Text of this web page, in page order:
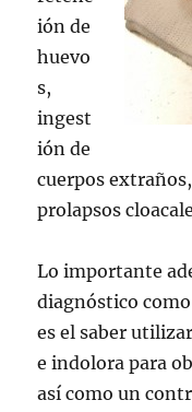
ión de
huevo
s,
ingest
ión de
cuerpos extraños,
prolapsos
Lo importante
diagnóstico
es el saber
e indolora para
así como un